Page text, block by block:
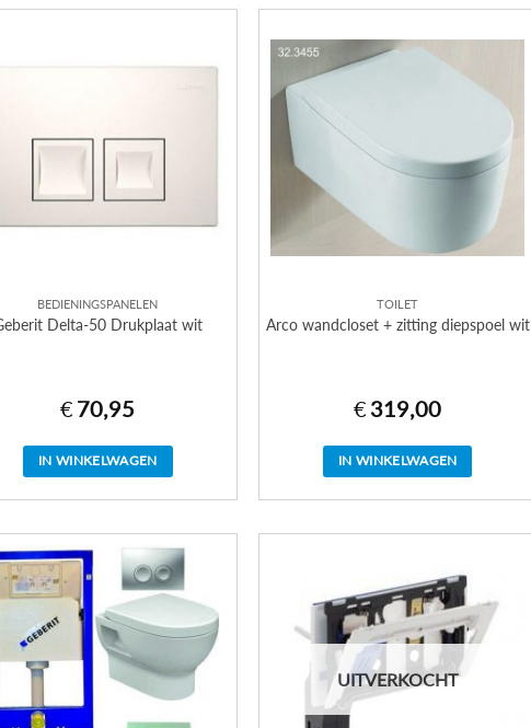
BEDIENINGSPANELEN
Delta-50 Drukplaat wit
€ 70,95
IN WINKELWAGEN
TOILET
Arco wandcloset + zitting diepspoel wit
€ 319,00
IN WINKELWAGEN
UITVERKOCHT